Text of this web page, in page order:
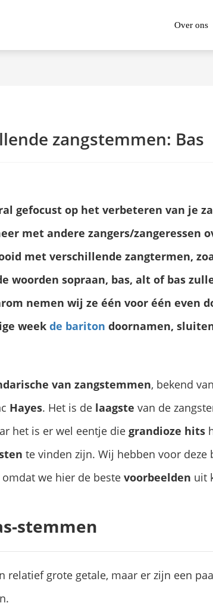
Over ons
zangstemmen: Bas
gefocust op het verbeteren van je
met andere zangers/zangeressen
met verschillende zangtermen,
woorden sopraan, bas, alt of bas
nemen wij ze één voor één even
week de bariton doornamen,
van zangstemmen, bekend
Hayes. Het is de laagste van de
het is er wel eentje die grandioze hits
te vinden zijn. Wij hebben voor deze
we hier de beste voorbeelden uit
stemmen
relatief grote getale, maar er zijn een